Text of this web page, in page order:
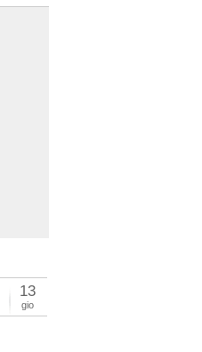
13
gio